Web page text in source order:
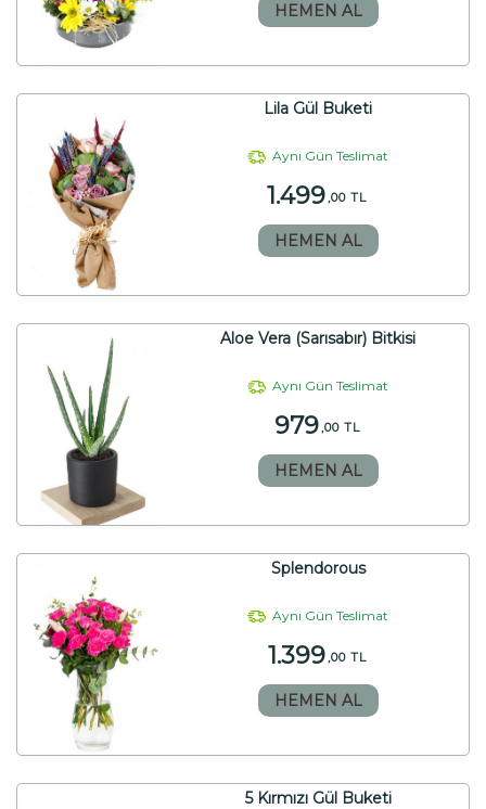
HEMEN AL
Lila Gül Buketi
Aynı Gün Teslimat
1.499,00 TL
HEMEN AL
Aloe Vera (Sarısabır) Bitkisi
Aynı Gün Teslimat
979,00 TL
HEMEN AL
Splendorous
Aynı Gün Teslimat
1.399 ,00 TL
HEMEN AL
5 Kırmızı Gül Buketi